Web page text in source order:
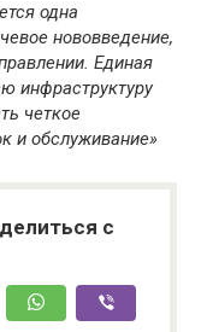
одна
нововведение,
Единая
инфраструктуру
четкое
и обслуживание»
с